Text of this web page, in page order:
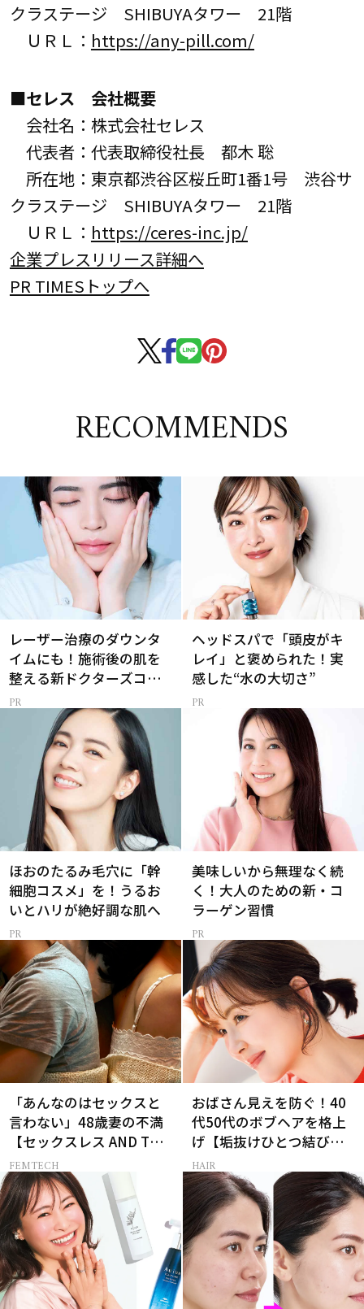
クラステージ SHIBUYAタワー 21階
ＵＲＬ： https://any-pill.com/
■セレス 会社概要
会社名：株式会社セレス
代表者：代表取締役社長 都木 聡
所在地：東京都渋谷区桜丘町1番1号 渋谷サ
クラステージ SHIBUYAタワー 21階
ＵＲＬ： https://ceres-inc.jp/
企業プレスリリース詳細へ
PR TIMESトップへ
RECOMMENDS
レーザー治療のダウンタ
イムにも！施術後の肌を
整える新ドクターズコス
メ
ヘッドスパで「頭皮がキ
レイ」と褒められた！実
感した“水の大切さ”
ほおのたるみ毛穴に「幹
細胞コスメ」を！うるお
いとハリが絶好調な肌へ
美味しいから無理なく続
く！大人のための新・コ
ラーゲン習慣
「あんなのはセックスと
言わない」48歳妻の不満
【セックスレス AND THE
CITY -女たちの告白-】
FEMTECH
おばさん見えを防ぐ！40
代50代のボブヘアを格上
げ【垢抜けひとつ結び】
のルール
HAIR